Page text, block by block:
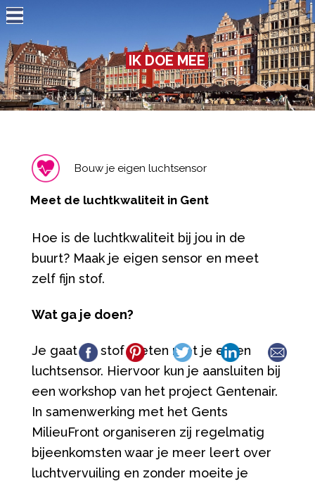
IK DOE MEE
Bouw je eigen luchtsensor
Meet de luchtkwaliteit in Gent
Hoe is de luchtkwaliteit bij jou in de
buurt? Maak je eigen sensor en meet
zelf fijn stof.
Wat ga je doen?
Je gaat fijn stof meten met je eigen
luchtsensor. Hiervoor kun je aansluiten bij
een workshop van het project Gentenair.
In samenwerking met het Gents
MilieuFront organiseren zij regelmatig
bijeenkomsten waar je meer leert over
luchtvervuiling en zonder moeite je